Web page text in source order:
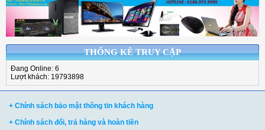
THỐNG KÊ TRUY CẬP
Đang Online: 6
Lượt khách: 19793898
+ Chính sách bảo mật thông tin khách hàng
+ Chính sách đổi, trả hàng và hoàn tiền